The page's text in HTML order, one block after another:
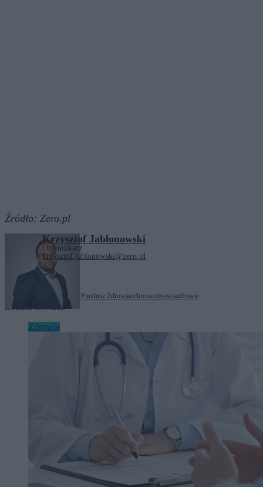
Źródło: Zero.pl
Krzysztof Jabłonowski
Dziennikarz
krzysztof.jablonowski@zero.pl
Tagi: Narodowy Fundusz Zdrowiaochrona zdrowiazdrowie
Zobacz również
Zdrowie